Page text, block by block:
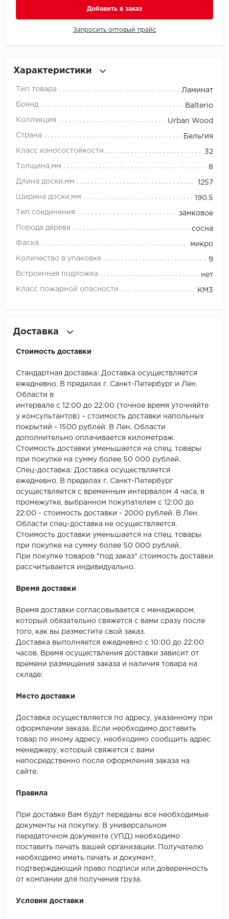
Next Step
Novafloor
Primavera
ROYCE
SPC
SPC Kronostep
SPC Promo
SPC Stronghold
TANTO
Tarkett
Wonderful Vinyl
Добавить в заказ
Запросить оптовый прайс
Характеристики
Тип товара Ламинат
Бренд Balterio
Коллекция Urban Wood
Страна Бельгия
Класс износостойкости 32
Толщина,мм 8
Длина доски,мм 1257
Ширина доски,мм 190.5
Тип соединения замковое
Порода дерева сосна
Фаска микро
Количество в упаковке 9
Встроенная подложка нет
Класс пожарной опасности КМ3
Доставка
Стоимость доставки
Стандартная доставка: Доставка осуществляется
ежедневно. В пределах г. Санкт-Петербург и Лен.
Области в
интервале с 12:00 до 22:00 (точное время уточняйте
у консультантов) – стоимость доставки напольных
покрытий - 1500 рублей. В Лен. Области
дополнительно оплачивается километраж.
Стоимость доставки уменьшается на спец. товары
при покупке на сумму более 50 000 рублей.
Спец-доставка: Доставка осуществляется
ежедневно. В пределах г. Санкт-Петербург
осуществляется с временным интервалом 4 часа, в
промежутке, выбранном покупателем с 12:00 до
22:00 - стоимость доставки - 2000 рублей. В Лен.
Области спец-доставка не осуществляется.
Стоимость доставки уменьшается на спец. товары
при покупке на сумму более 50 000 рублей.
При покупке товаров "под заказ" стоимость доставки
рассчитывается индивидуально.
Время доставки
Время доставки согласовывается с менеджером,
который обязательно свяжется с вами сразу после
того, как вы разместите свой заказ.
Доставка выполняется ежедневно с 10:00 до 22:00
часов. Время осуществления доставки зависит от
времени размещения заказа и наличия товара на
складе:
Место доставки
Доставка осуществляется по адресу, указанному при
оформлении заказа. Если необходимо доставить
товар по иному адресу, необходимо сообщить адрес
менеджеру, который свяжется с вами
непосредственно после оформления заказа на
сайте.
Правила
При доставке Вам будут переданы все необходимые
документы на покупку. В универсальном
передаточном документе (УПД) необходимо
поставить печать вашей организации. Получателю
необходимо иметь печать и документ,
подтверждающий право подписи или доверенность
от компании для получения груза.
Условия доставки